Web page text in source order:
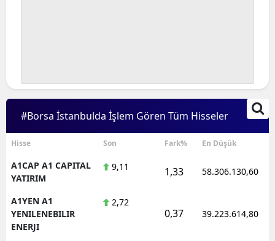
#Borsa İstanbulda İşlem Gören Tüm Hisseler
Hisse Son Fark% En Düşük
A1CAP A1 CAPITAL
YATIRIM
9,11 1,33 58.306.130,60
A1YEN A1
YENILENEBILIR
ENERJI
2,72
0,37 39.223.614,80